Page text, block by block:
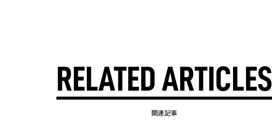
RELATED ARTICLES
関連記事